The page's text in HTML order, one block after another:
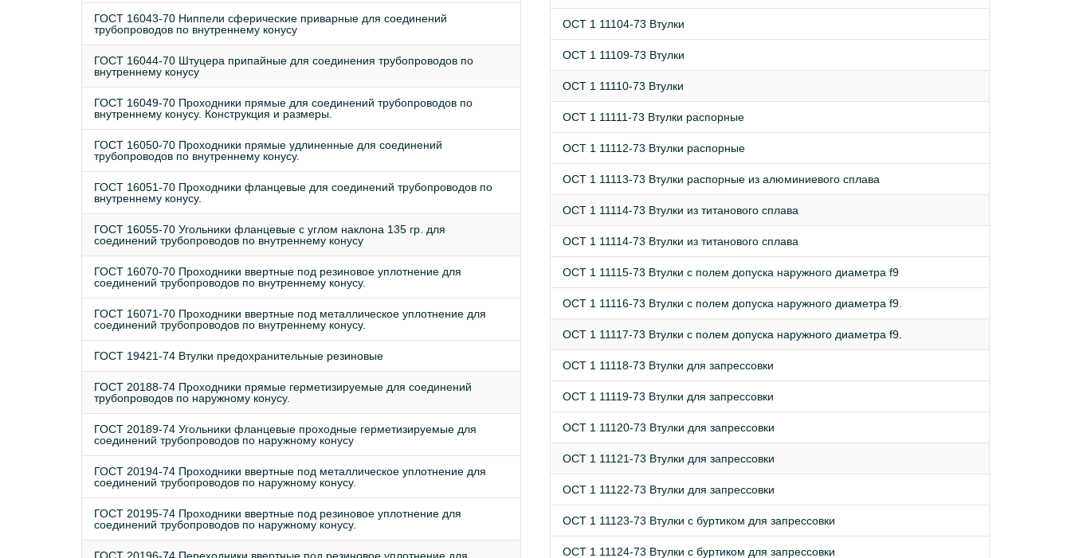
ГОСТ 16043-70 Ниппели сферические приварные для соединений
трубопроводов по внутреннему конусу
ГОСТ 16044-70 Штуцера припайные для соединения трубопроводов по
внутреннему конусу
ГОСТ 16049-70 Проходники прямые для соединений трубопроводов по
внутреннему конусу. Конструкция и размеры.
ГОСТ 16050-70 Проходники прямые удлиненные для соединений
трубопроводов по внутреннему конусу.
ГОСТ 16051-70 Проходники фланцевые для соединений трубопроводов по
внутреннему конусу.
ГОСТ 16055-70 Угольники фланцевые с углом наклона 135 гр. для
соединений трубопроводов по внутреннему конусу
ГОСТ 16070-70 Проходники ввертные под резиновое уплотнение для
соединений трубопроводов по внутреннему конусу.
ГОСТ 16071-70 Проходники ввертные под металлическое уплотнение для
соединений трубопроводов по внутреннему конусу.
ГОСТ 19421-74 Втулки предохранительные резиновые
ГОСТ 20188-74 Проходники прямые герметизируемые для соединений
трубопроводов по наружному конусу.
ГОСТ 20189-74 Угольники фланцевые проходные герметизируемые для
соединений трубопроводов по наружному конусу
ГОСТ 20194-74 Проходники ввертные под металлическое уплотнение для
соединений трубопроводов по наружному конусу.
ГОСТ 20195-74 Проходники ввертные под резиновое уплотнение для
соединений трубопроводов по наружному конусу.
ОСТ 1 11104-73 Втулки
ОСТ 1 11109-73 Втулки
ОСТ 1 11110-73 Втулки
ОСТ 1 11111-73 Втулки распорные
ОСТ 1 11112-73 Втулки распорные
ОСТ 1 11113-73 Втулки распорные из алюминиевого сплава
ОСТ 1 11114-73 Втулки из титанового сплава
ОСТ 1 11114-73 Втулки из титанового сплава
ОСТ 1 11115-73 Втулки с полем допуска наружного диаметра f9
ОСТ 1 11116-73 Втулки с полем допуска наружного диаметра f9.
ОСТ 1 11117-73 Втулки с полем допуска наружного диаметра f9.
ОСТ 1 11118-73 Втулки для запрессовки
ОСТ 1 11119-73 Втулки для запрессовки
ОСТ 1 11120-73 Втулки для запрессовки
ОСТ 1 11121-73 Втулки для запрессовки
ОСТ 1 11122-73 Втулки для запрессовки
ОСТ 1 11123-73 Втулки с буртиком для запрессовки
ОСТ 1 11124-73 Втулки с буртиком для запрессовки